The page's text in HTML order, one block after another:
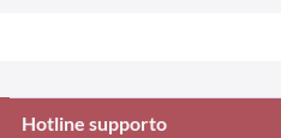
Hotline supporto